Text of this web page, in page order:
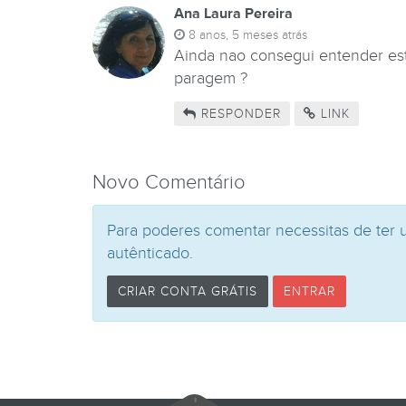
Ana Laura Pereira
8 anos, 5 meses atrás
Ainda nao consegui entender
paragem ?
RESPONDER LINK
Novo Comentário
Para poderes comentar necessitas de
autênticado.
CRIAR CONTA GRÁTIS ENTRAR